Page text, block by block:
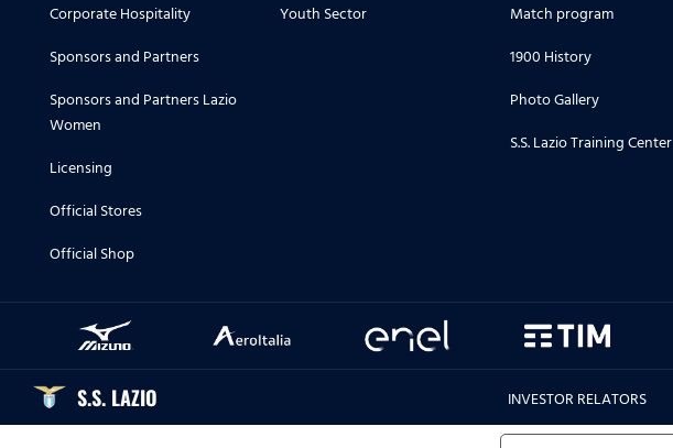
Corporate Hospitality
Sponsors and Partners
Sponsors and Partners Lazio
Women
Licensing
Official Stores
Official Shop
Youth Sector
Match program
1900 History
Photo Gallery
S.S. Lazio Training Center
S.S. LAZIO INVESTOR RELATORS